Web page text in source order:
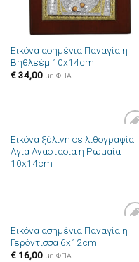
Εικόνα ασημένια Παναγία η
Βηθλεέμ 10x14cm
€34,00 με ΦΠΑ
Πρόσθήκη
στην λίστα
Εικόνα ξύλινη σε λιθογραφία
Αγία Αναστασία η Ρωμαία
10x14cm
Πρόσθήκη
Εικόνα ασημένια Παναγία η
Γερόντισσα 6x12cm
€16,00 με ΦΠΑ